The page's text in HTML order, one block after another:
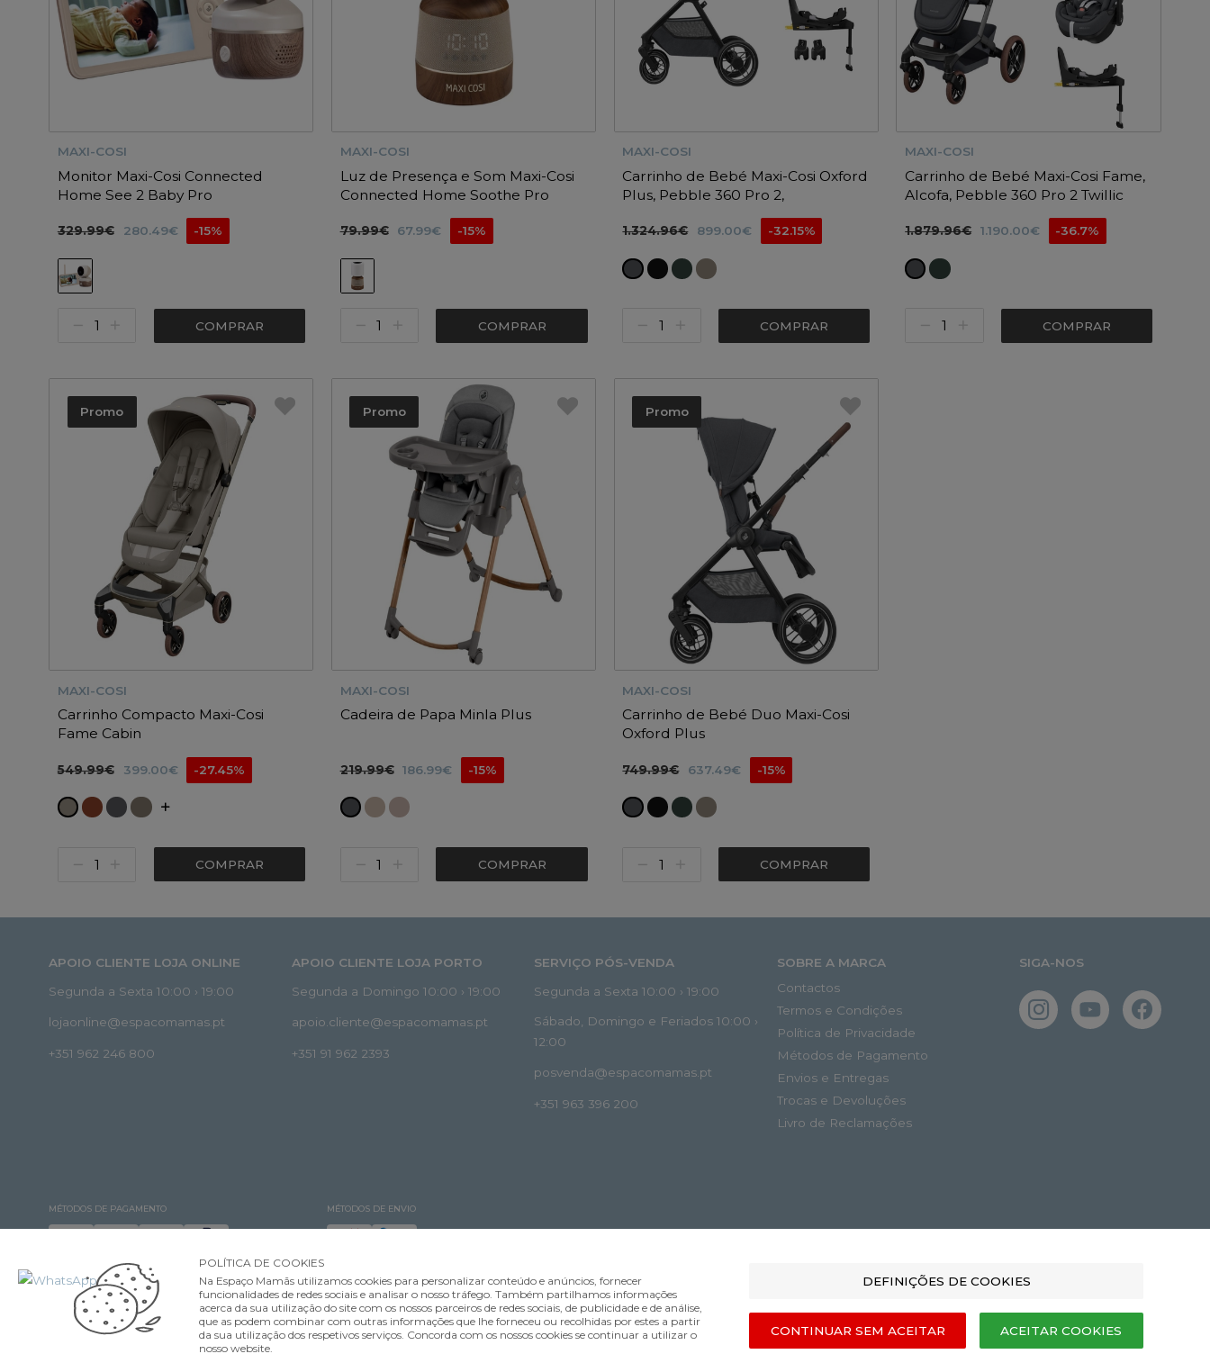
MAXI-COSI
Monitor Maxi-Cosi Connected
Home See 2 Baby Pro
329.99€ 280.49€ -15%
COMPRAR
MAXI-COSI
Luz de Presença e Som Maxi-Cosi
Connected Home Soothe Pro
79.99€ 67.99€ -15%
COMPRAR
MAXI-COSI
Carrinho de Bebé Maxi-Cosi Oxford
Plus, Pebble 360 Pro 2,
Adaptadores e Base Familyfix 360
Pro
1.324.96€ 899.00€ -32.15%
COMPRAR
MAXI-COSI
Carrinho de Bebé Maxi-Cosi Fame,
Alcofa, Pebble 360 Pro 2 Twillic
Black e Base Familyfix 360 Pro
1.879.96€ 1.190.00€ -36.7%
COMPRAR
Promo
MAXI-COSI
Carrinho Compacto Maxi-Cosi
Fame Cabin
549.99€ 399.00€ -27.45%
COMPRAR
Promo
MAXI-COSI
Cadeira de Papa Minla Plus
219.99€ 186.99€ -15%
COMPRAR
Promo
MAXI-COSI
Carrinho de Bebé Duo Maxi-Cosi
Oxford Plus
749.99€ 637.49€ -15%
COMPRAR
APOIO CLIENTE LOJA ONLINE
Segunda a Sexta 10:00 › 19:00
lojaonline@espacomamas.pt
+351 962 246 800
APOIO CLIENTE LOJA PORTO
Segunda a Domingo 10:00 › 19:00
apoio.cliente@espacomamas.pt
+351 91 962 2393
SERVIÇO PÓS-VENDA
Segunda a Sexta 10:00 › 19:00
Sábado, Domingo e Feriados 10:00 ›
12:00
posvenda@espacomamas.pt
+351 963 396 200
SOBRE A MARCA
Contactos
Termos e Condições
Política de Privacidade
Métodos de Pagamento
Envios e Entregas
Trocas e Devoluções
Livro de Reclamações
SIGA-NOS
MÉTODOS DE PAGAMENTO MÉTODOS DE ENVIO
©Espaço Mamãs. Todos os direitos reservados Designed & developed byBsolus.pt
POLÍTICA DE COOKIES
Na Espaço Mamãs utilizamos cookies para personalizar conteúdo e anúncios, fornecer
funcionalidades de redes sociais e analisar o nosso tráfego. Também partilhamos informações
acerca da sua utilização do site com os nossos parceiros de redes sociais, de publicidade e de análise,
que as podem combinar com outras informações que lhe forneceu ou recolhidas por estes a partir
da sua utilização dos respetivos serviços. Concorda com os nossos cookies se continuar a utilizar o
nosso website.
DEFINIÇÕES DE COOKIES
CONTINUAR SEM ACEITAR ACEITAR COOKIES